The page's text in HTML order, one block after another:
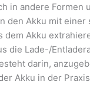
in andere Formen
den Akku mit einer
dem Akku
die Lade-/
darin,
Akku in der